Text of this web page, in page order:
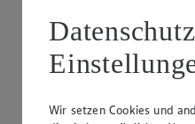
Wir setzen Cookies und